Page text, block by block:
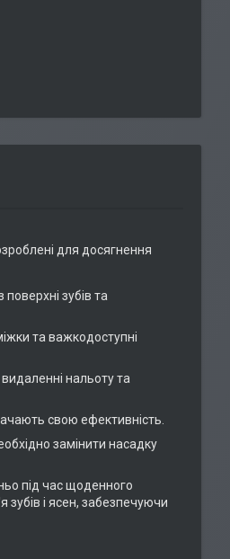
для досягнення
зубів та
та важкодоступні
нальоту та
свою ефективність.
замінити насадку
під час щоденного
і ясен, забезпечуючи